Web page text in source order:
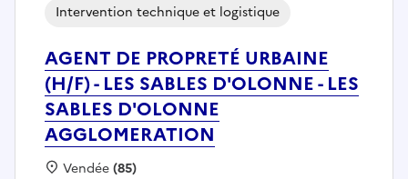
AGENT DE PROPRETÉ URBAINE
(H/F) - LES SABLES D'OLONNE - LES
SABLES D'OLONNE
AGGLOMERATION
Intervention technique et logistique
Localisation :
Vendée(85)